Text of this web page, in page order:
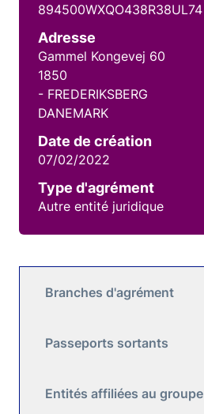
894500WXQO438R38UL74
Adresse
Gammel Kongevej 60
1850
- FREDERIKSBERG
DANEMARK
Date de création
07/02/2022
Type d'agrément
Autre entité juridique
Branches d'agrément
Passeports sortants
Entités affiliées au groupe